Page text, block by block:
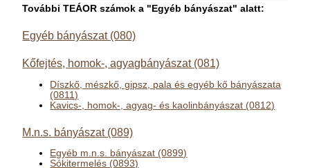
További TEÁOR számok a "Egyéb bányászat" alatt:
Egyéb bányászat (080)
Kőfejtés, homok-, agyagbányászat (081)
Díszkő, mészkő, gipsz, pala és egyéb kő bányászata
(0811)
Kavics-, homok-, agyag- és kaolinbányászat (0812)
M.n.s. bányászat (089)
Egyéb m.n.s. bányászat (0899)
Sókitermelés (0893)